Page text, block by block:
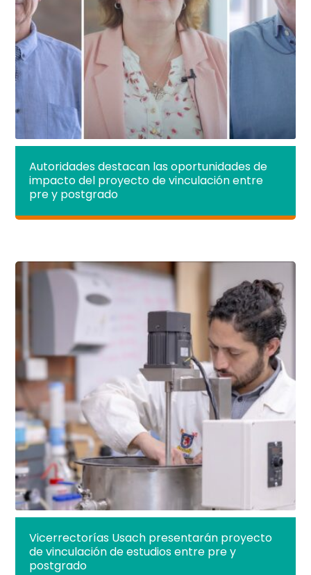
Autoridades destacan las oportunidades de
impacto del proyecto de vinculación entre
pre y postgrado
Vicerrectorías Usach presentarán proyecto
de vinculación de estudios entre pre y
postgrado